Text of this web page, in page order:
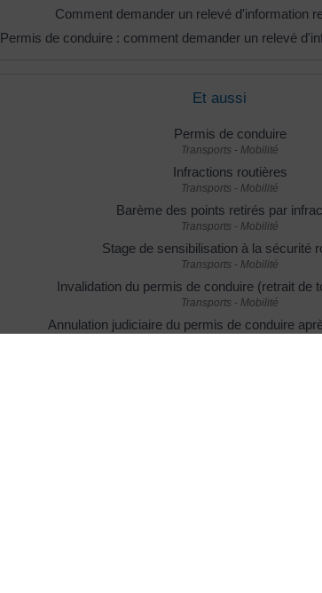
Comment demander un relevé d'information
Permis de conduire : comment demander un relevé
Et aussi
Permis de conduire
Transports - Mobilité
Infractions routières
Transports - Mobilité
Barème des points retirés par
Transports - Mobilité
Stage de sensibilisation à la sécurité
Transports - Mobilité
Invalidation du permis de conduire (retrait de
Transports - Mobilité
Annulation judiciaire du permis de conduire